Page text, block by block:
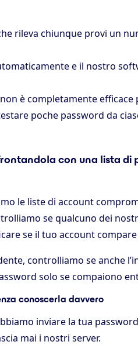
rileva chiunque provi un
e il nostro
è completamente efficace
poche password da
con una lista di
le liste di account
se qualcuno dei
se il tuo account compare
controlliamo se anche
solo se compaiono
conoscerla davvero
inviare la tua
mai i nostri server.